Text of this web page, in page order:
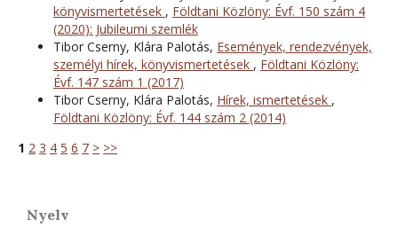
könyvismertetések , Földtani Közlöny: Évf. 150 szám 4
(2020): Jubileumi szemlék
Tibor Cserny, Klára Palotás, Események, rendezvények,
személyi hírek, könyvismertetések , Földtani Közlöny:
Évf. 147 szám 1 (2017)
Tibor Cserny, Klára Palotás, Hírek, ismertetések ,
Földtani Közlöny: Évf. 144 szám 2 (2014)
1 2 3 4 5 6 7 > >>
Nyelv